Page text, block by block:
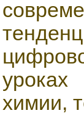
химии,